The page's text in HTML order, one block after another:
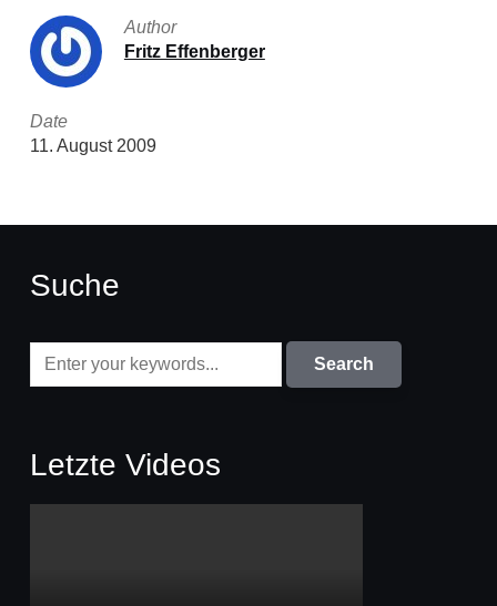
Author
Fritz Effenberger
Date
11. August 2009
Suche
Letzte Videos